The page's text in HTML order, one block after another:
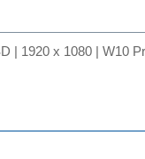
| 1920 x 1080 | W10